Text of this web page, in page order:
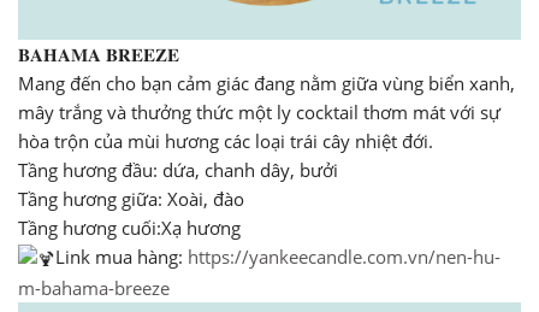
𝐁𝐀𝐇𝐀𝐌𝐀 𝐁𝐑𝐄𝐄𝐙𝐄
Mang đến cho bạn cảm giác đang nằm giữa vùng biển xanh,
mây trắng và thưởng thức một ly cocktail thơm mát với sự
hòa trộn của mùi hương các loại trái cây nhiệt đới.
Tầng hương đầu: dứa, chanh dây, bưởi
Tầng hương giữa: Xoài, đào
Tầng hương cuối:Xạ hương
Link mua hàng: https://yankeecandle.com.vn/nen-hu-
m-bahama-breeze